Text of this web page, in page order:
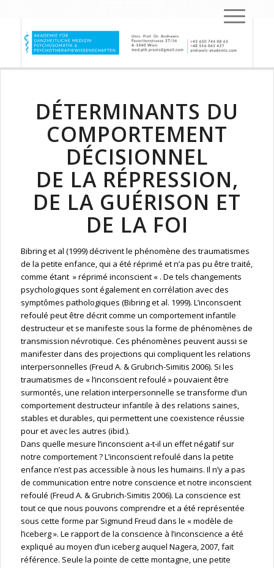
DÉTERMINANTS DU
COMPORTEMENT
DÉCISIONNEL
DE LA RÉPRESSION,
DE LA GUÉRISON ET
DE LA FOI
Bibring et al (1999) décrivent le phénomène des traumatismes
de la petite enfance, qui a été réprimé et n’a pas pu être traité,
comme étant » réprimé inconscient « . De tels changements
psychologiques sont également en corrélation avec des
symptômes pathologiques (Bibring et al. 1999). L’inconscient
refoulé peut être décrit comme un comportement infantile
destructeur et se manifeste sous la forme de phénomènes de
transmission névrotique. Ces phénomènes peuvent aussi se
manifester dans des projections qui compliquent les relations
interpersonnelles (Freud A. & Grubrich-Simitis 2006). Si les
traumatismes de « l’inconscient refoulé » pouvaient être
surmontés, une relation interpersonnelle se transforme d’un
comportement destructeur infantile à des relations saines,
stables et durables, qui permettent une coexistence réussie
pour et avec les autres (ibid.).
Dans quelle mesure l’inconscient a-t-il un effet négatif sur
notre comportement ? L’inconscient refoulé dans la petite
enfance n’est pas accessible à nous les humains. Il n’y a pas
de communication entre notre conscience et notre inconscient
refoulé (Freud A. & Grubrich-Simitis 2006). La conscience est
tout ce que nous pouvons comprendre et a été représentée
sous cette forme par Sigmund Freud dans le « modèle de
l’iceberg ». Le rapport de la conscience à l’inconscience a été
expliqué au moyen d’un iceberg auquel Nagera, 2007, fait
référence. Seule la pointe de cette montagne, une petite